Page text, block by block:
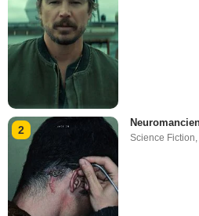
2
Science Fiction